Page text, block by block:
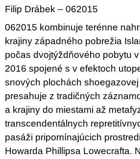
Filip Drábek – 062015
062015 kombinuje terénne
krajiny západného pobrežia
počas dvojtýždňového pobytu
2016 spojené s v efektoch
snových plochách shoegazovej
presahuje z tradičných
a krajiny do miestami až
transcendentálnych
pasáži pripomínajúcich
Howarda Phillipsa Lowecrafta.
o
m
e
d
JMÉNO
380
Kč